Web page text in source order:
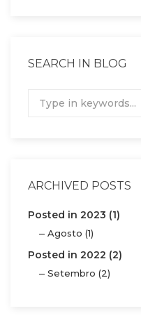
SEARCH IN BLOG
ARCHIVED POSTS
Posted in 2023 (1)
Agosto (1)
Posted in 2022 (2)
Setembro (2)